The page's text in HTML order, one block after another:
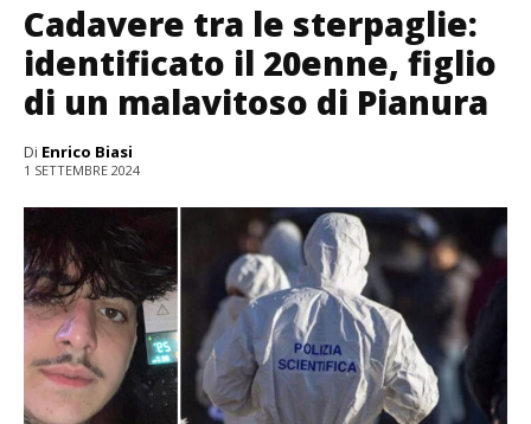
Cadavere tra le sterpaglie:
identificato il 20enne, figlio
di un malavitoso di Pianura
Di Enrico Biasi
1 SETTEMBRE 2024